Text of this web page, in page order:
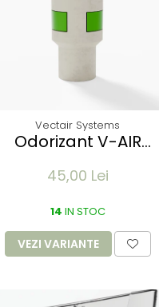
Vectair Systems
Odorizant V-AIR
WISTERIA
45,00 Lei
14 IN STOC
VEZI VARIANTE